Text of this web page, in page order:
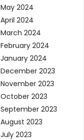
May 2024
April 2024
March 2024
February 2024
January 2024
December 2023
November 2023
October 2023
September 2023
August 2023
July 2023